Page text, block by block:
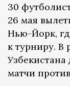
30
26 мая
Нью-Йорк,
к турниру. В
матчи